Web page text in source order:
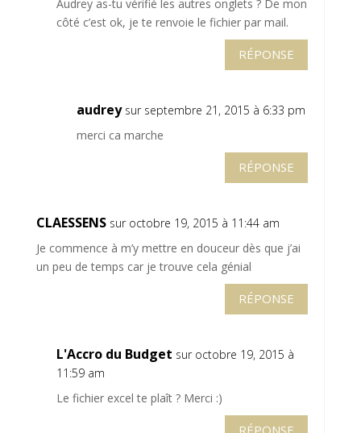
Audrey as-tu vérifié les autres onglets ? De mon
côté c’est ok, je te renvoie le fichier par mail.
RÉPONSE
audrey sur septembre 21, 2015 à 6:33 pm
merci ca marche
RÉPONSE
CLAESSENS sur octobre 19, 2015 à 11:44 am
Je commence à m’y mettre en douceur dès que j’ai
un peu de temps car je trouve cela génial
RÉPONSE
L'Accro du Budget sur octobre 19, 2015 à
11:59 am
Le fichier excel te plaît ? Merci :)